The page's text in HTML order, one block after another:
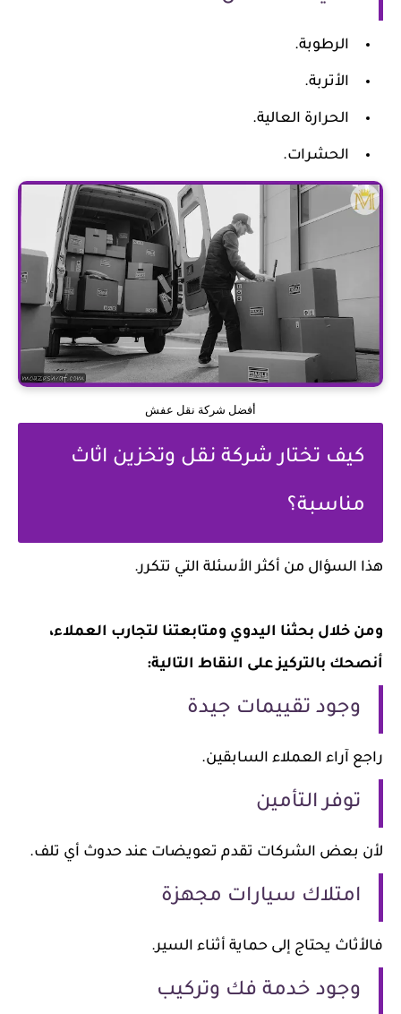
الرطوبة.
الأتربة.
الحرارة العالية.
الحشرات.
أفضل شركة نقل عفش
كيف تختار شركة نقل وتخزين اثاث
مناسبة؟
هذا السؤال من أكثر الأسئلة التي تتكرر.
ومن خلال بحثنا اليدوي ومتابعتنا لتجارب العملاء،
أنصحك بالتركيز على النقاط التالية:
وجود تقييمات جيدة
راجع آراء العملاء السابقين.
توفر التأمين
لأن بعض الشركات تقدم تعويضات عند حدوث أي تلف.
امتلاك سيارات مجهزة
فالأثاث يحتاج إلى حماية أثناء السير.
وجود خدمة فك وتركيب